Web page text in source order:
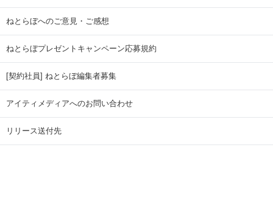
ねとらぼへのご意見・ご感想
ねとらぼプレゼントキャンペーン応募規約
[契約社員] ねとらぼ編集者募集
アイティメディアへのお問い合わせ
リリース送付先